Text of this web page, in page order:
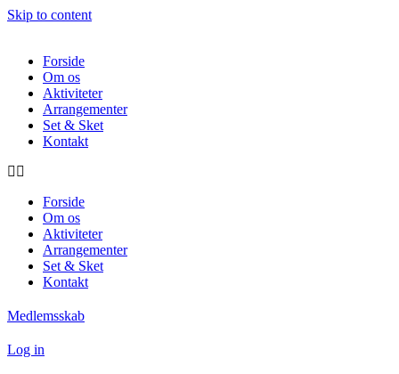
Skip to content
Forside
Om os
Aktiviteter
Arrangementer
Set & Sket
Kontakt
Forside
Om os
Aktiviteter
Arrangementer
Set & Sket
Kontakt
Medlemsskab
Log in